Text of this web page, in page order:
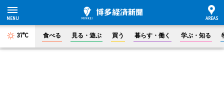
37°C 食べる 見る・遊ぶ 買う 暮らす・働く 学ぶ・知る